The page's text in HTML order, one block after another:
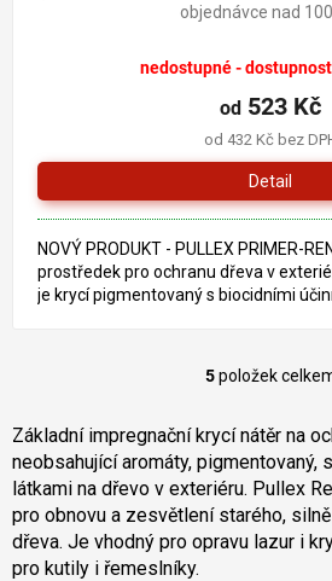
objednávce nad
nedostupné -
od 432 Kč bez
od 523 Kč
Detail
NOVÝ PRODUKT - PULLEX PRIMER-
prostředek pro ochranu dřeva v
je krycí pigmentovaný s biocidními
O
l
á
d
a
c
í
5položek
Základní impregnační krycí nátěr na
neobsahující aromáty, pigmentovaný,
látkami na dřevo v exteriéru. Pullex
pro obnovu a zesvětlení starého,
dřeva. Je vhodný pro opravu lazur i
pro kutily i řemeslníky.